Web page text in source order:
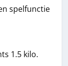
spelfunctie
1.5 kilo.